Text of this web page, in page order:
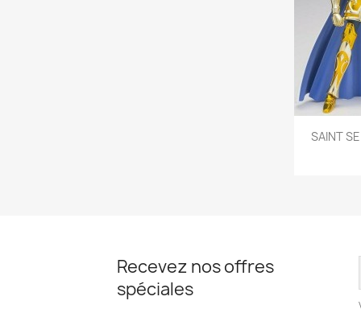

SAINT
Recevez nos offres
spéciales